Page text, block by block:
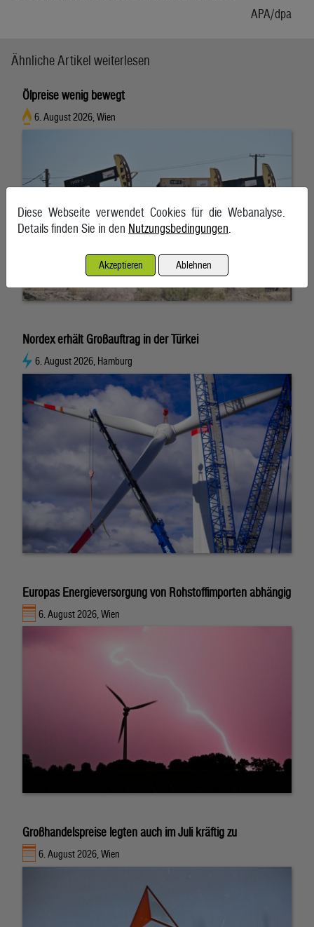
APA/dpa
Ähnliche Artikel weiterlesen
Ölpreise wenig bewegt
6. August 2026, Wien
Nordex erhält Großauftrag in der Türkei
6. August 2026, Hamburg
Europas Energieversorgung von Rohstoffimporten abhängig
6. August 2026, Wien
Großhandelspreise legten auch im Juli kräftig zu
6. August 2026, Wien
Diese Webseite verwendet Cookies für die Webanalyse.
Details finden Sie in den Nutzungsbedingungen
Akzeptieren Ablehnen